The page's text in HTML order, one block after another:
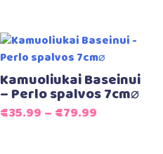
Kamuoliukai Baseinui
– Perlo spalvos 7cm⌀
€35.99 – €79.99